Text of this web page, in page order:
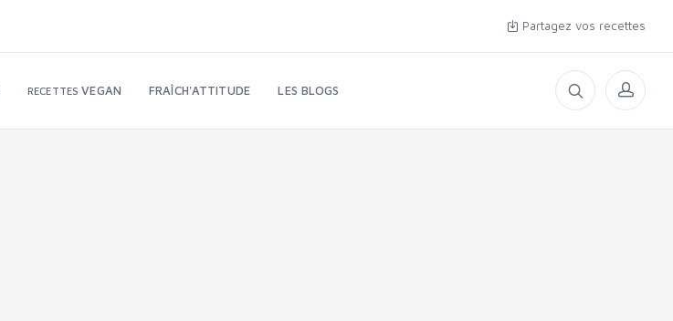
Partagez vos recettes
RECETTESVEGAN FRAÎCH'ATTITUDE LES BLOGS